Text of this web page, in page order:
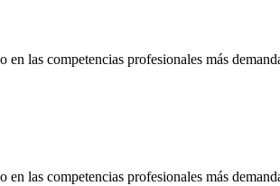
las competencias profesionales más
las competencias profesionales más